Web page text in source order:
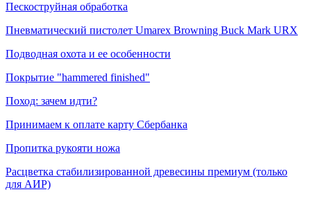
Пескоструйная обработка
Пневматический пистолет Umarex Browning Buck Mark URX
Подводная охота и ее особенности
Покрытие "hammered finished"
Поход: зачем идти?
Принимаем к оплате карту Сбербанка
Пропитка рукояти ножа
Расцветка стабилизированной древесины премиум (только
для АИР)